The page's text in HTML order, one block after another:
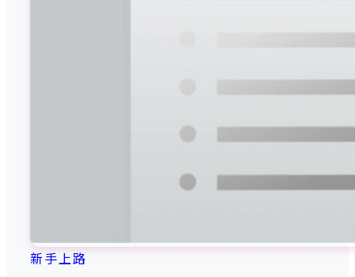
新手上路